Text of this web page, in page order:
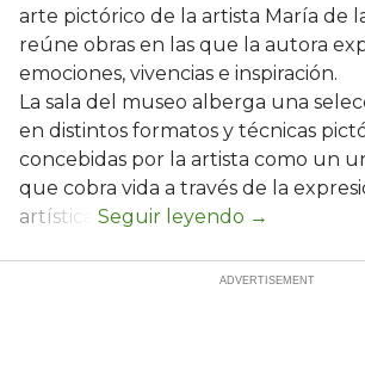
arte pictórico de la artista María de
reúne obras en las que la autora
emociones, vivencias e inspiración.
La sala del museo alberga una
en distintos formatos y técnicas
concebidas por la artista como un
que cobra vida a través de la
artística.